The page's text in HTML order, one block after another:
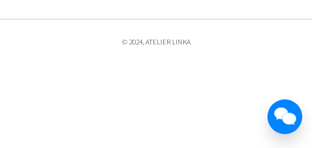
© 2024, ATELIER LINKA